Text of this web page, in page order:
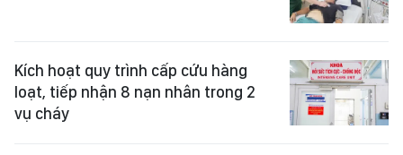
Kích hoạt quy trình cấp cứu hàng
loạt, tiếp nhận 8 nạn nhân trong 2
vụ cháy